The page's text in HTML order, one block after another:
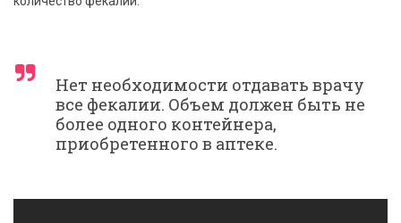
Нет необходимости отдавать врачу
все фекалии. Объем должен быть не
более одного контейнера,
приобретенного в аптеке.